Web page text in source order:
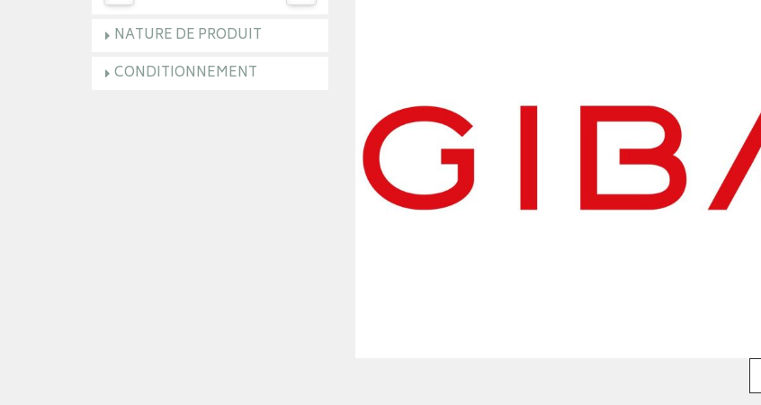
NATURE DE PRODUIT
CONDITIONNEMENT